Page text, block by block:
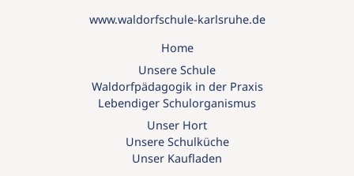
www.waldorfschule-karlsruhe.de
Home
Unsere Schule
Waldorfpädagogik in der Praxis
Lebendiger Schulorganismus
Unser Hort
Unsere Schulküche
Unser Kaufladen